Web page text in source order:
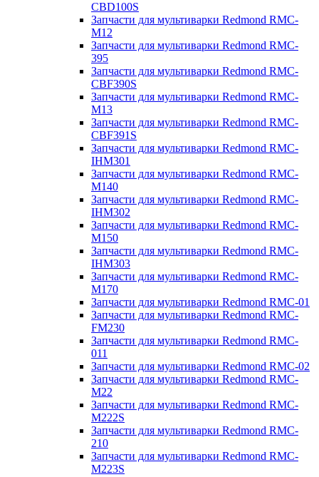
CBD100S
Запчасти для мультиварки Redmond RMC-
M12
Запчасти для мультиварки Redmond RMC-
395
Запчасти для мультиварки Redmond RMC-
CBF390S
Запчасти для мультиварки Redmond RMC-
M13
Запчасти для мультиварки Redmond RMC-
CBF391S
Запчасти для мультиварки Redmond RMC-
IHM301
Запчасти для мультиварки Redmond RMC-
M140
Запчасти для мультиварки Redmond RMC-
IHM302
Запчасти для мультиварки Redmond RMC-
M150
Запчасти для мультиварки Redmond RMC-
IHM303
Запчасти для мультиварки Redmond RMC-
M170
Запчасти для мультиварки Redmond RMC-01
Запчасти для мультиварки Redmond RMC-
FM230
Запчасти для мультиварки Redmond RMC-
011
Запчасти для мультиварки Redmond RMC-02
Запчасти для мультиварки Redmond RMC-
M22
Запчасти для мультиварки Redmond RMC-
M222S
Запчасти для мультиварки Redmond RMC-
210
Запчасти для мультиварки Redmond RMC-
M223S